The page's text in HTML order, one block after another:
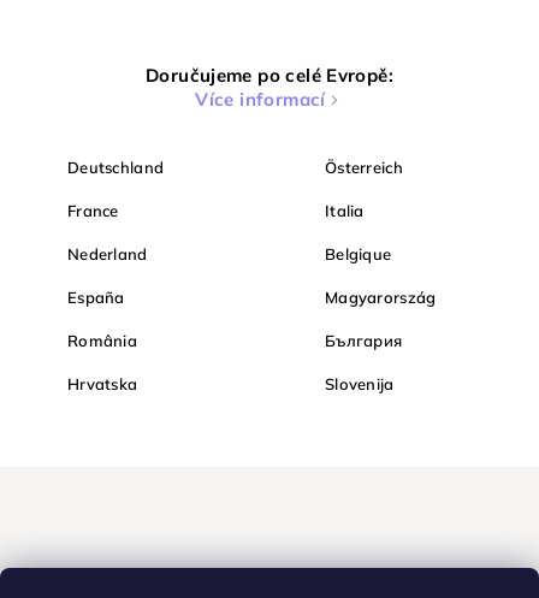
Doručujeme po celé Evropě:
Více informací
Deutschland Österreich
France Italia
Nederland Belgique
España Magyarország
România България
Hrvatska Slovenija